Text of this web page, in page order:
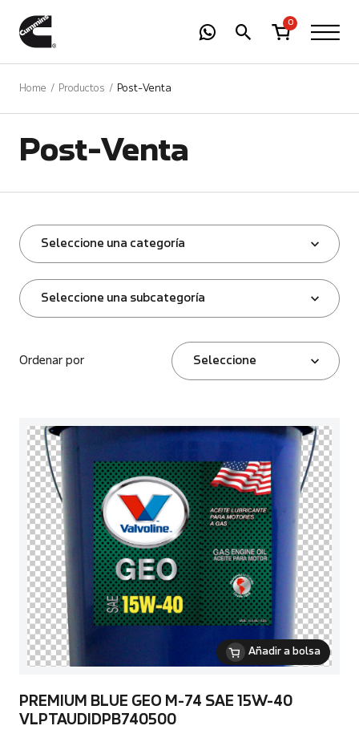
0
Home Productos Post-Venta
Post-Venta
Seleccione una categoría
Seleccione una subcategoría
Ordenar por Seleccione
Añadir a bolsa
PREMIUM BLUE GEO M-74 SAE 15W-40
VLPTAUDIDPB740500